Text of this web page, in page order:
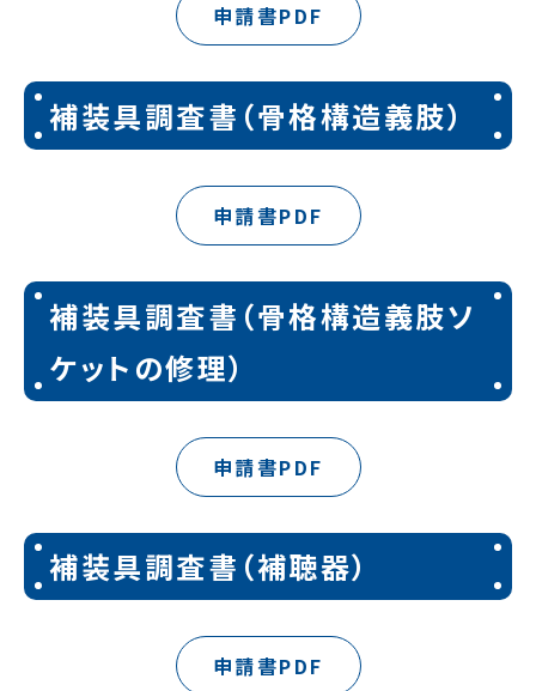
申請書PDF
補装具調査書（骨格構造義肢）
申請書PDF
補装具調査書（骨格構造義肢ソ
ケットの修理）
申請書PDF
補装具調査書（補聴器）
申請書PDF